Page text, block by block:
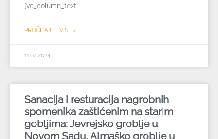
[vc_column_text
PROČITAJTE VIŠE »
11.04.2024
Sanacija i resturacija nagrobnih
spomenika zaštićenim na starim
gobljima: Jevrejsko groblje u
Novom Sadu, Almaško groblje u